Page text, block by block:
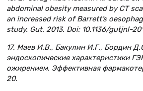
abdominal obesity measured by CT
an increased risk of Barrett’s
study. Gut. 2013. Doi: 10.1136/gutjnl-
17. Маев И.В., Бакулин И.Г., Бордин
эндоскопические характеристики
ожирением. Эффективная
20.